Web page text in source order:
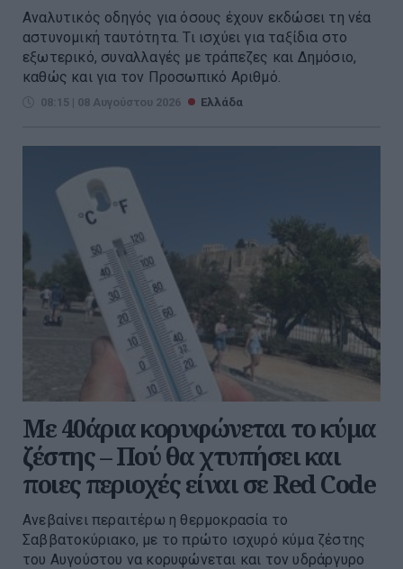
Αναλυτικός οδηγός για όσους έχουν εκδώσει τη νέα
αστυνομική ταυτότητα. Τι ισχύει για ταξίδια στο
εξωτερικό, συναλλαγές με τράπεζες και Δημόσιο,
καθώς και για τον Προσωπικό Αριθμό.
08:15 | 08 Αυγούστου 2026 Ελλάδα
Με 40άρια κορυφώνεται το κύμα
ζέστης – Πού θα χτυπήσει και
ποιες περιοχές είναι σε Red Code
Ανεβαίνει περαιτέρω η θερμοκρασία το
Σαββατοκύριακο, με το πρώτο ισχυρό κύμα ζέστης
του Αυγούστου να κορυφώνεται και τον υδράργυρο